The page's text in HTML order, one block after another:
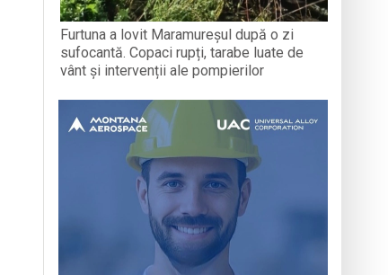
Furtuna a lovit Maramureșul după o zi
sufocantă. Copaci rupți, tarabe luate de
vânt și intervenții ale pompierilor